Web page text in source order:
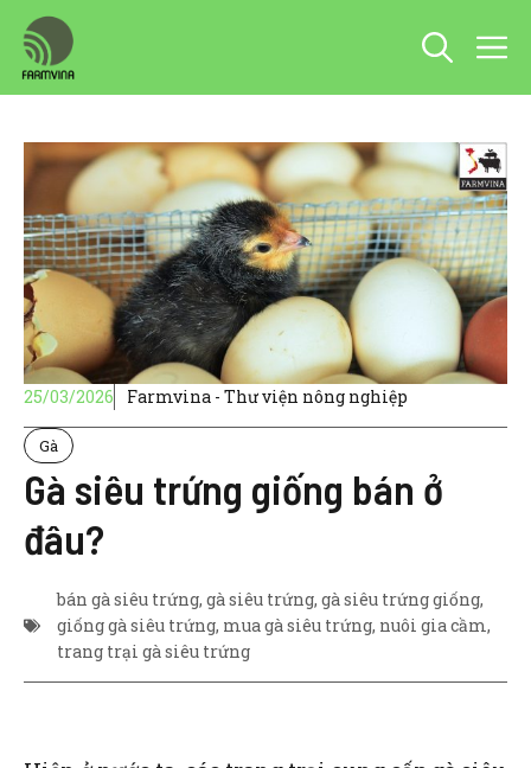
Chuyển
đến
nội
25/03/2026 Farmvina - Thư viện nông nghiệp
Gà
Gà siêu trứng giống bán ở
đâu?
bán gà siêu trứng, gà siêu trứng, gà siêu trứng giống,
giống gà siêu trứng, mua gà siêu trứng, nuôi gia cầm,
trang trại gà siêu trứng